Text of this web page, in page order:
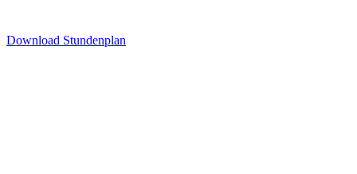
Download Stundenplan